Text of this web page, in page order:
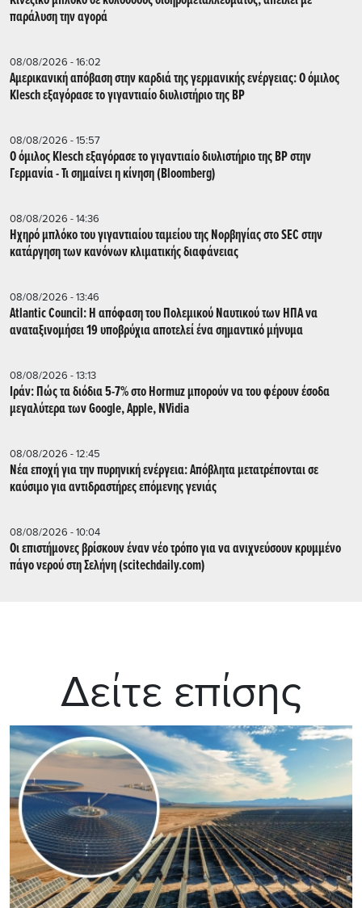
παράλυση την αγορά
08/08/2026 - 16:02
Αμερικανική απόβαση στην καρδιά της γερμανικής ενέργειας: Ο όμιλος
Klesch εξαγόρασε το γιγαντιαίο διυλιστήριο της BP
08/08/2026 - 15:57
Ο όμιλος Klesch εξαγόρασε το γιγαντιαίο διυλιστήριο της BP στην
Γερμανία - Τι σημαίνει η κίνηση (Βloomberg)
08/08/2026 - 14:36
Ηχηρό μπλόκο του γιγαντιαίου ταμείου της Νορβηγίας στο SEC στην
κατάργηση των κανόνων κλιματικής διαφάνειας
08/08/2026 - 13:46
Atlantic Council: Η απόφαση του Πολεμικού Ναυτικού των ΗΠΑ να
αναταξινομήσει 19 υποβρύχια αποτελεί ένα σημαντικό μήνυμα
08/08/2026 - 13:13
Ιράν: Πώς τα διόδια 5-7% στο Hormuz μπορούν να του φέρουν έσοδα
μεγαλύτερα των Google, Apple, NVidia
08/08/2026 - 12:45
Νέα εποχή για την πυρηνική ενέργεια: Απόβλητα μετατρέπονται σε
καύσιμο για αντιδραστήρες επόμενης γενιάς
08/08/2026 - 10:04
Οι επιστήμονες βρίσκουν έναν νέο τρόπο για να ανιχνεύσουν κρυμμένο
πάγο νερού στη Σελήνη (scitechdaily.com)
Δείτε επίσης